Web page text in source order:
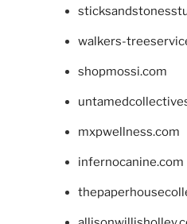
walkers-
shopmossi.com
mxpwellness.com
infernocanine.com